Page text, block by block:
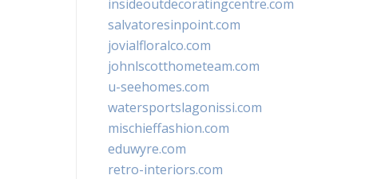
insideoutdecoratingcentre.com
salvatoresinpoint.com
jovialfloralco.com
johnlscotthometeam.com
u-seehomes.com
watersportslagonissi.com
mischieffashion.com
eduwyre.com
retro-interiors.com